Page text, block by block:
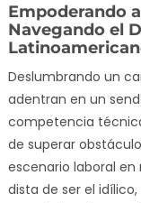
Empoderando
Navegando el
Deslumbrando un
adentran en un
competencia
de superar
escenario laboral
dista de ser el